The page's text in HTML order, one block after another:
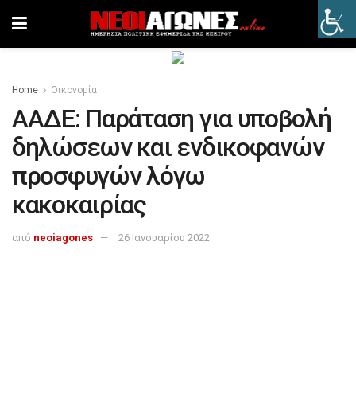
Home Οικονομία
ΑΑΔΕ: Παράταση για υποβολή
δηλώσεων και ενδικοφανών
προσφυγών λόγω
κακοκαιρίας
από neoiagones 26 Ιανουαρίου 2022